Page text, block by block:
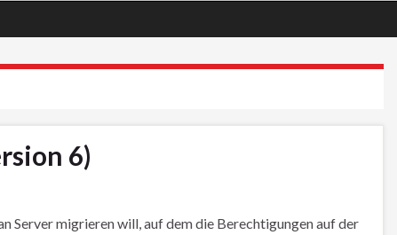
6)
Server migrieren will, auf dem die Berechtigungen auf der